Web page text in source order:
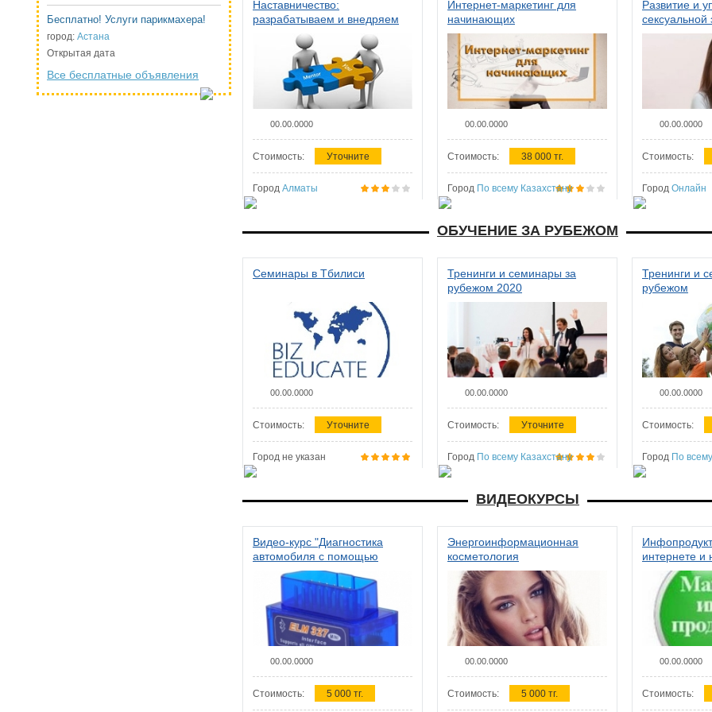
Бесплатно! Услуги парикмахера!
город: Астана
Открытая дата
Все бесплатные объявления
Наставничество:
разрабатываем и внедряем
систему наставничества в
организации
00.00.0000
Стоимость: Уточните
Город Алматы
Интернет-маркетинг для
начинающих
00.00.0000
Стоимость: 38 000 тг.
Город По всему Казахстану
Развитие и
сексуальной
женщин
00.00.0000
Стоимость:
Город Онлайн
ОБУЧЕНИЕ ЗА РУБЕЖОМ
Семинары в Тбилиси
00.00.0000
Стоимость: Уточните
Город не указан
Тренинги и семинары за
рубежом 2020
00.00.0000
Стоимость: Уточните
Город По всему Казахстану
Тренинги и
рубежом
00.00.0000
Стоимость:
Город По
ВИДЕОКУРСЫ
Видео-курс "Диагностика
автомобиля с помощью
сканера ELM 327"
00.00.0000
Стоимость: 5 000 тг.
Энергоинформационная
косметология
00.00.0000
Стоимость: 5 000 тг.
интернете и
00.00.0000
Стоимость: